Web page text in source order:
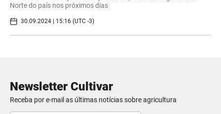
Norte do país nos próximos dias
30.09.2024 | 15:16 (UTC -3)
Newsletter Cultivar
Receba por e-mail as últimas notícias sobre agricultura